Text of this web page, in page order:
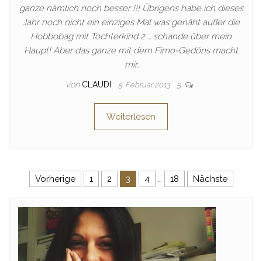
ganze nämlich noch besser !!! Übrigens habe ich dieses
Jahr noch nicht ein einziges Mal was genäht außer die
Hobbobag mit Tochterkind 2 … schande über mein
Haupt! Aber das ganze mit dem Fimo-Gedöns macht
mir…
Von CLAUDI 5. Februar 2013 5
Weiterlesen
Seitennummerierung der
Vorherige 1 2 3 4 … 18 Nächste